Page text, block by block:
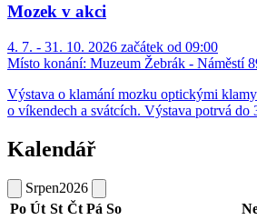
Mozek v akci
4. 7. - 31. 10. 2026 začátek od 09:00
Místo konání: Muzeum Žebrák - Náměstí
Výstava o klamání mozku optickými
o víkendech a svátcích. Výstava potrvá do
Kalendář
Srpen2026
Po Út St Čt Pá So